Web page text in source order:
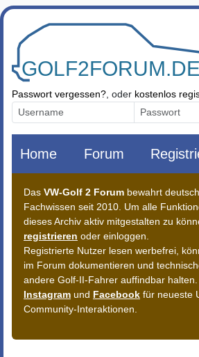
Zum Inhalt springen
Passwort vergessen? , oder kostenlos
Home Forum
Das VW-Golf 2 Forum bewahrt
Fachwissen seit 2010. Um alle
dieses Archiv aktiv mitgestalten zu
registrieren oder einloggen.
Registrierte Nutzer lesen werbefrei,
im Forum dokumentieren und
andere Golf-II-Fahrer auffindbar
Instagram und Facebook für neueste
Community-Interaktionen.